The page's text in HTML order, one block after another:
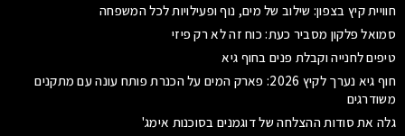
חוויית קיץ בצפון: שילוב של מים, נוף ופעילויות לכל המשפחה
סמואל פלקון מסביר כעת: כוח זה לא רק פיזי
טיפים לחנייה וקבלת פנים בחוף גיא
חוף גיא נערך לקיץ 2026: פארק המים על הכנרת פותח עונה עם מתקנים
משודרגים
גלה את סודות ההצלחה של דוגמנים בסוכנות אימג'